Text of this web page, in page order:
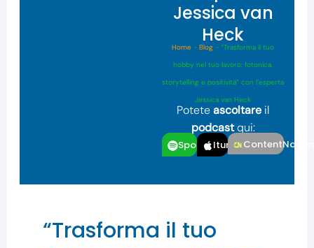
Jessica van
Heck
Home -Blog -“Trasforma il tuo
hobby nel tuo lavoro: fotonica,
storytelling e positività” con l’esperta
Jessica van Heck
Poteteascoltare il
podcastqui:
SpotfiyItunesContentNation
“Trasforma il tuo